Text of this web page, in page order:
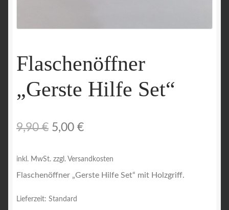
Flaschenöffner
„Gerste Hilfe Set“
9,90€ Ursprünglicher
war:
9,90 €
5,00 €Aktueller
ist:
inkl. MwSt. zzgl. Versandkosten
Flaschenöffner „Gerste Hilfe Set“ mit Holzgriff.
Lieferzeit: Standard